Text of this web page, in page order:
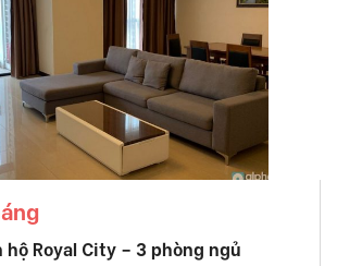
hộ Royal City – 3 phòng ngủ